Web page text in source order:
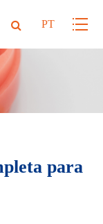
PT
para